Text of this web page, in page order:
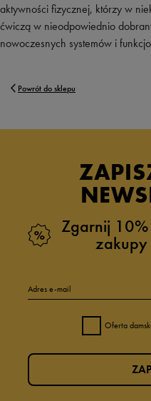
aktywności fizycznej, którzy w
ćwiczą w nieodpowiednio
nowoczesnych systemów i
Powrót do sklepu
Zgarnij
zakupy
Adres e-mail
Oferta